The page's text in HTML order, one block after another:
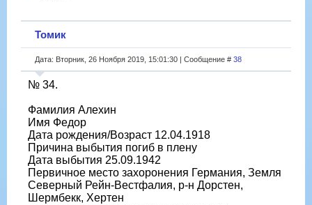
Томик
Дата: Вторник, 26 Ноября 2019, 15:01:30 | Сообщение # 38
№ 34.
Фамилия Алехин
Имя Федор
Дата рождения/Возраст 12.04.1918
Причина выбытия погиб в плену
Дата выбытия 25.09.1942
Первичное место захоронения Германия, Земля
Северный Рейн-Вестфалия, р-н Дорстен,
Шермбекк, Хертен